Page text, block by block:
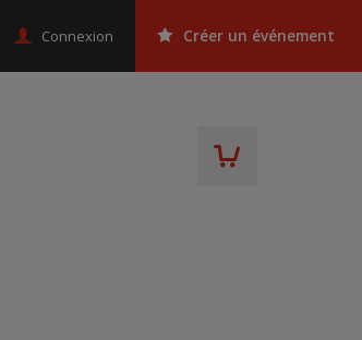
Connexion Créer un événement